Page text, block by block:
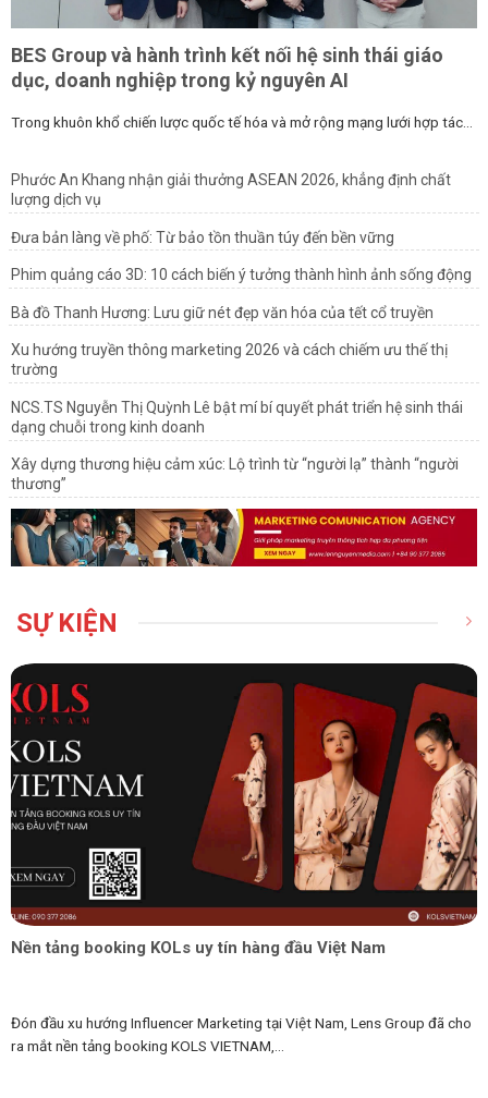
BES Group và hành trình kết nối hệ sinh thái giáo
dục, doanh nghiệp trong kỷ nguyên AI
Trong khuôn khổ chiến lược quốc tế hóa và mở rộng mạng lưới hợp tác...
Phước An Khang nhận giải thưởng ASEAN 2026, khẳng định chất
lượng dịch vụ
Đưa bản làng về phố: Từ bảo tồn thuần túy đến bền vững
Phim quảng cáo 3D: 10 cách biến ý tưởng thành hình ảnh sống động
Bà đồ Thanh Hương: Lưu giữ nét đẹp văn hóa của tết cổ truyền
Xu hướng truyền thông marketing 2026 và cách chiếm ưu thế thị
trường
NCS.TS Nguyễn Thị Quỳnh Lê bật mí bí quyết phát triển hệ sinh thái
dạng chuỗi trong kinh doanh
Xây dựng thương hiệu cảm xúc: Lộ trình từ “người lạ” thành “người
thương”
SỰ KIỆN
Nền tảng booking KOLs uy tín hàng đầu Việt Nam
Đón đầu xu hướng Influencer Marketing tại Việt Nam, Lens Group đã cho
ra mắt nền tảng booking KOLS VIETNAM,...